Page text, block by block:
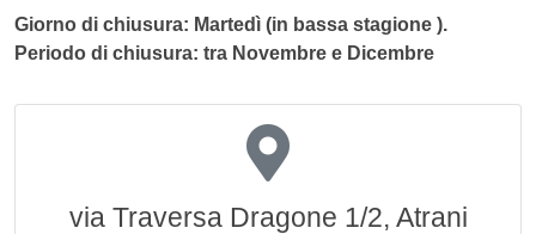
Giorno di chiusura: Martedì (in bassa stagione ).
Periodo di chiusura: tra Novembre e Dicembre
via Traversa Dragone 1/2, Atrani